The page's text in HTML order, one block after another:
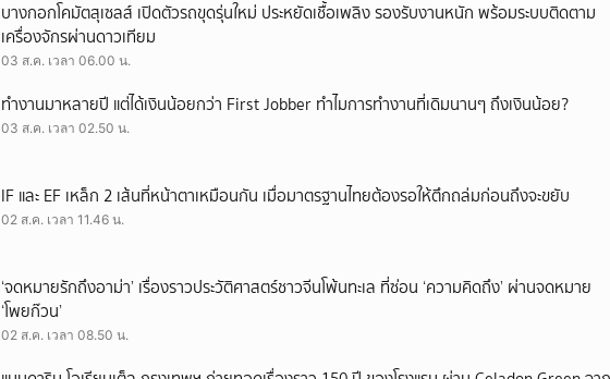
บางกอกโคมัตสุเซลส์ เปิดตัวรถขุดรุ่นใหม่ ประหยัดเชื้อเพลิง รองรับงานหนัก พร้อมระบบติดตาม
เครื่องจักรผ่านดาวเทียม
03 ส.ค. เวลา 06.00 น.
ทำงานมาหลายปี แต่ได้เงินน้อยกว่า First Jobber ทำไมการทำงานที่เดิมนานๆ ถึงเงินน้อย?
03 ส.ค. เวลา 02.50 น.
IF และ EF เหล็ก 2 เส้นที่หน้าตาเหมือนกัน เมื่อมาตรฐานไทยต้องรอให้ตึกถล่มก่อนถึงจะขยับ
02 ส.ค. เวลา 11.46 น.
‘จดหมายรักถึงอาม่า’ เรื่องราวประวัติศาสตร์ชาวจีนโพ้นทะเล ที่ซ่อน ‘ความคิดถึง’ ผ่านจดหมาย
‘โพยก๊วน’
02 ส.ค. เวลา 08.50 น.